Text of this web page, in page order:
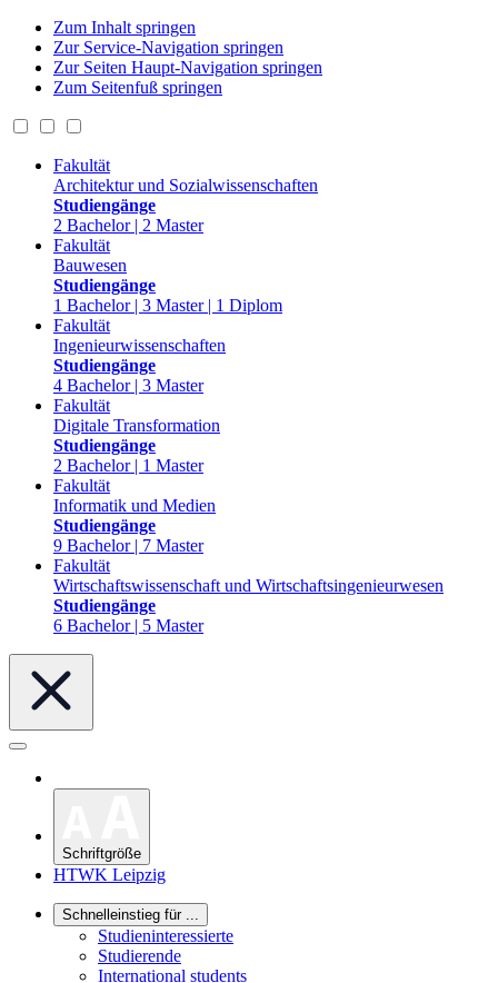
Zum Inhalt springen
Zur Service-Navigation springen
Zur Seiten Haupt-Navigation springen
Zum Seitenfuß springen
Fakultät
Architektur und Sozialwissenschaften
Studiengänge
2 Bachelor | 2 Master
Fakultät
Bauwesen
Studiengänge
1 Bachelor | 3 Master | 1 Diplom
Fakultät
Ingenieurwissenschaften
Studiengänge
4 Bachelor | 3 Master
Fakultät
Digitale Transformation
Studiengänge
2 Bachelor | 1 Master
Fakultät
Informatik und Medien
Studiengänge
9 Bachelor | 7 Master
Fakultät
Wirtschaftswissenschaft und Wirtschaftsingenieurwesen
Studiengänge
6 Bachelor | 5 Master
Schriftgröße
HTWK Leipzig
Schnelleinstieg für ...
Studieninteressierte
Studierende
International students